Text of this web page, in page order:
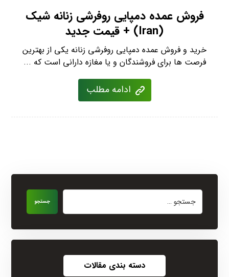
فروش عمده دمپایی روفرشی زنانه شیک
(Iran) + قیمت جدید
خرید و فروش عمده دمپایی روفرشی زنانه یکی از بهترین
فرصت ها برای فروشندگان و یا مغازه دارانی است که ...
ادامه مطلب
جستجو
دسته بندی مقالات